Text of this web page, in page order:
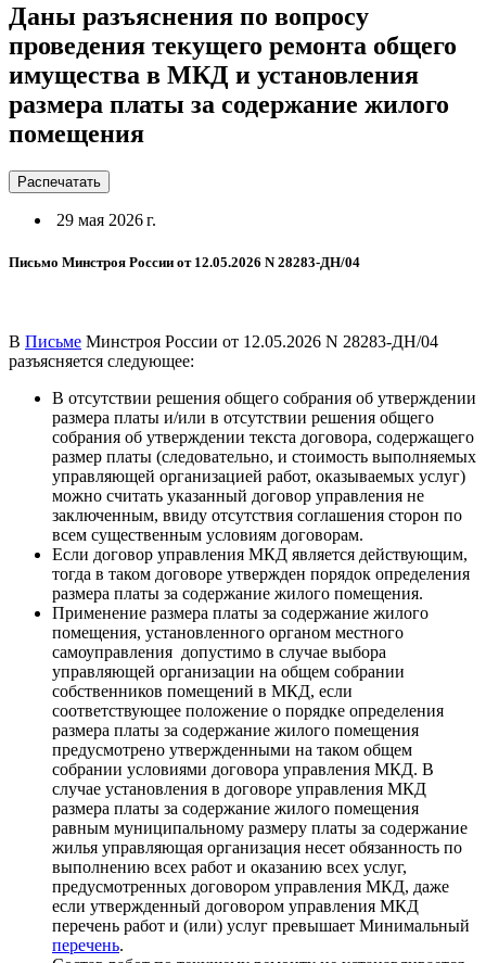
Даны разъяснения по вопросу
проведения текущего ремонта общего
имущества в МКД и установления
размера платы за содержание жилого
помещения
Распечатать
29 мая 2026 г.
Письмо Минстроя России от 12.05.2026 N 28283-ДН/04
В Письме Минстроя России от 12.05.2026 N 28283-ДН/04
разъясняется следующее:
В отсутствии решения общего собрания об утверждении
размера платы и/или в отсутствии решения общего
собрания об утверждении текста договора, содержащего
размер платы (следовательно, и стоимость выполняемых
управляющей организацией работ, оказываемых услуг)
можно считать указанный договор управления не
заключенным, ввиду отсутствия соглашения сторон по
всем существенным условиям договорам.
Если договор управления МКД является действующим,
тогда в таком договоре утвержден порядок определения
размера платы за содержание жилого помещения.
Применение размера платы за содержание жилого
помещения, установленного органом местного
самоуправления допустимо в случае выбора
управляющей организации на общем собрании
собственников помещений в МКД, если
соответствующее положение о порядке определения
размера платы за содержание жилого помещения
предусмотрено утвержденными на таком общем
собрании условиями договора управления МКД. В
случае установления в договоре управления МКД
размера платы за содержание жилого помещения
равным муниципальному размеру платы за содержание
жилья управляющая организация несет обязанность по
выполнению всех работ и оказанию всех услуг,
предусмотренных договором управления МКД, даже
если утвержденный договором управления МКД
перечень работ и (или) услуг превышает Минимальный
перечень.